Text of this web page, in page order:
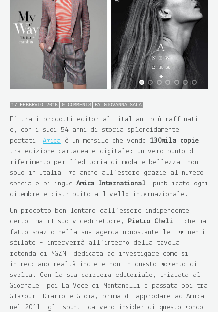
17 FEBBRAIO 2016 0 COMMENTS BY GIOVANNA SALA
E’ tra i prodotti editoriali italiani più raffinati
e, con i suoi 54 anni di storia splendidamente
portati, Amica è un mensile che vende 130mila copie
tra edizione cartacea e digitale: un vero punto di
riferimento per l’editoria di moda e bellezza, non
solo in Italia, ma anche all’estero grazie al numero
speciale bilingue Amica International , pubblicato ogni
dicembre e distribuito a livello internazionale.
Un prodotto ben lontano dall’essere indipendente,
certo, ma il suo vicedirettore, Pietro Cheli – che ha
fatto spazio nella sua agenda nonostante le imminenti
sfilate – interverrà all’interno della tavola
rotonda di MGZN, dedicata ad investigare come si
intrecciano realtà indie e non in questo momento di
svolta. Con la sua carriera editoriale, iniziata al
Giornale, poi La Voce di Montanelli e passata poi tra
Glamour, Diario e Gioia, prima di approdare ad Amica
nel 2011, gli spunti da vero insider di questo mondo